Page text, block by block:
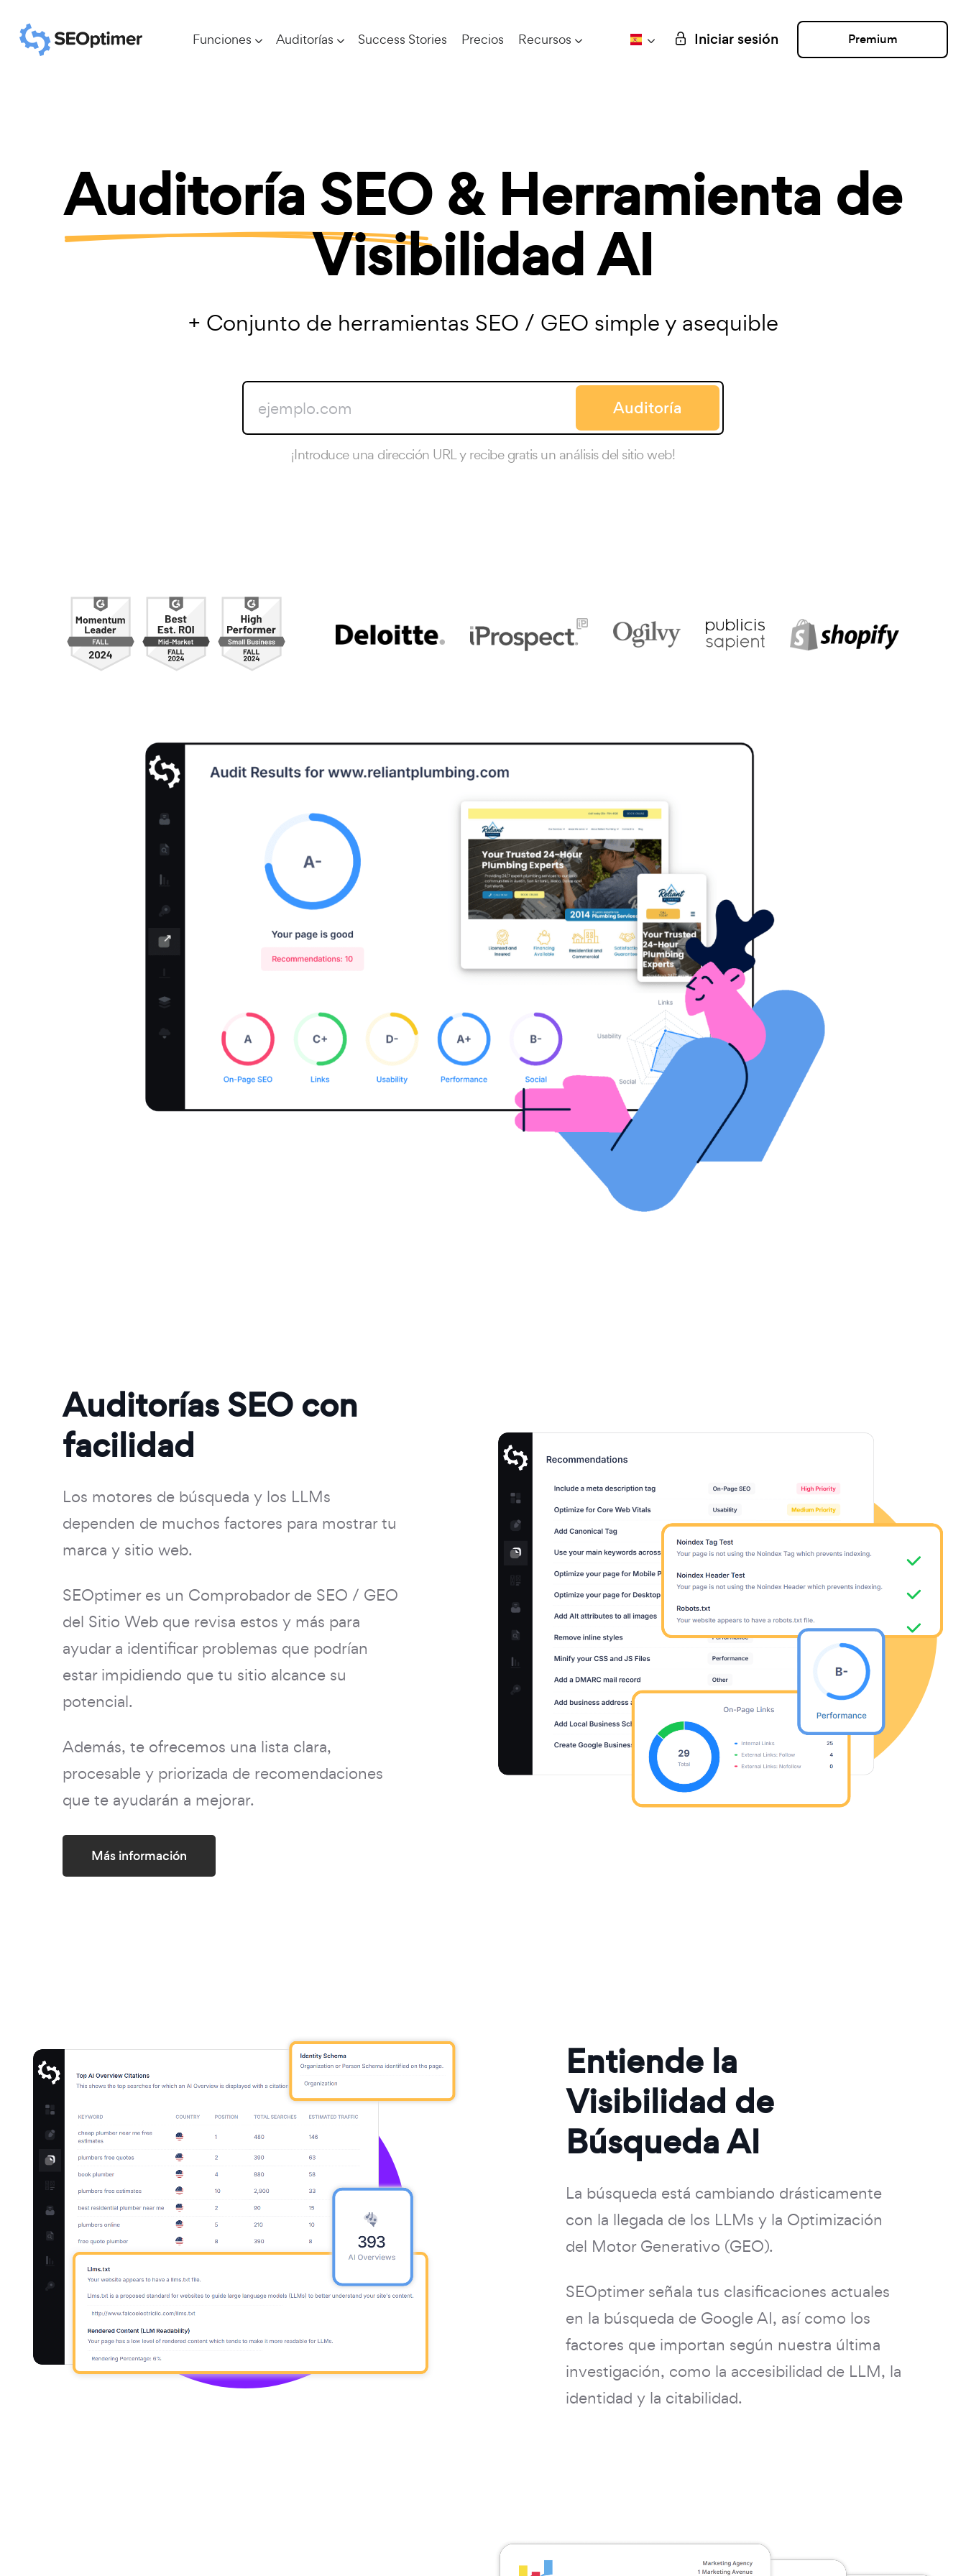
Funciones Auditorías Success Stories Precios Recursos Iniciar sesión Premium
Auditoría SEO & Herramienta de
Visibilidad AI
+ Conjunto de herramientas SEO / GEO simple y asequible
Auditoría
¡Introduce una dirección URL y recibe gratis un análisis del sitio web!
Auditorías SEO con
facilidad
Los motores de búsqueda y los LLMs
dependen de muchos factores para mostrar tu
marca y sitio web.
SEOptimer es un Comprobador de SEO / GEO
del Sitio Web que revisa estos y más para
ayudar a identificar problemas que podrían
estar impidiendo que tu sitio alcance su
potencial.
Además, te ofrecemos una lista clara,
procesable y priorizada de recomendaciones
que te ayudarán a mejorar.
Más información
Entiende la
Visibilidad de
Búsqueda AI
La búsqueda está cambiando drásticamente
con la llegada de los LLMs y la Optimización
del Motor Generativo (GEO).
SEOptimer señala tus clasificaciones actuales
en la búsqueda de Google AI, así como los
factores que importan según nuestra última
investigación, como la accesibilidad de LLM, la
identidad y la citabilidad.